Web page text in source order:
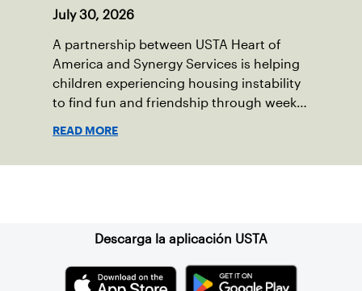
July 30, 2026
A partnership between USTA Heart of
America and Synergy Services is helping
children experiencing housing instability
to find fun and friendship through weekly
READ MORE
Descarga la aplicación USTA